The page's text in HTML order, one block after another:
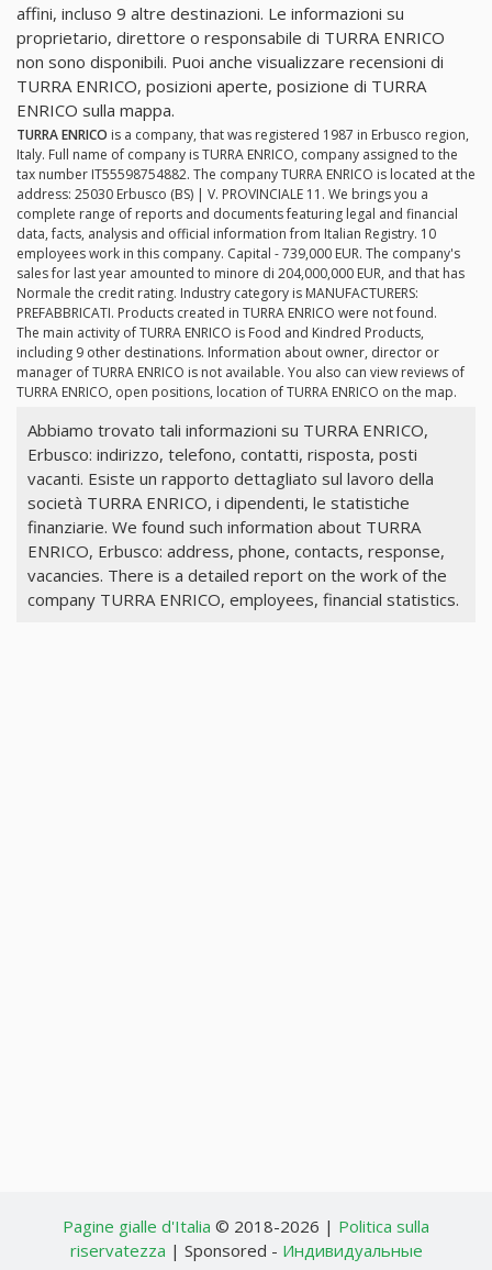
affini, incluso 9 altre destinazioni. Le informazioni su
proprietario, direttore o responsabile di TURRA ENRICO
non sono disponibili. Puoi anche visualizzare recensioni di
TURRA ENRICO, posizioni aperte, posizione di TURRA
ENRICO sulla mappa.
TURRA ENRICO is a company, that was registered 1987 in Erbusco region,
Italy. Full name of company is TURRA ENRICO, company assigned to the
tax number IT55598754882. The company TURRA ENRICO is located at the
address: 25030 Erbusco (BS) | V. PROVINCIALE 11. We brings you a
complete range of reports and documents featuring legal and financial
data, facts, analysis and official information from Italian Registry. 10
employees work in this company. Capital - 739,000 EUR. The company's
sales for last year amounted to minore di 204,000,000 EUR, and that has
Normale the credit rating. Industry category is MANUFACTURERS:
PREFABBRICATI. Products created in TURRA ENRICO were not found.
The main activity of TURRA ENRICO is Food and Kindred Products,
including 9 other destinations. Information about owner, director or
manager of TURRA ENRICO is not available. You also can view reviews of
TURRA ENRICO, open positions, location of TURRA ENRICO on the map.
Abbiamo trovato tali informazioni su TURRA ENRICO,
Erbusco: indirizzo, telefono, contatti, risposta, posti
vacanti. Esiste un rapporto dettagliato sul lavoro della
società TURRA ENRICO, i dipendenti, le statistiche
finanziarie. We found such information about TURRA
ENRICO, Erbusco: address, phone, contacts, response,
vacancies. There is a detailed report on the work of the
company TURRA ENRICO, employees, financial statistics.
Pagine gialle d'Italia © 2018-2026 | Politica sulla
riservatezza | Sponsored - Индивидуальные